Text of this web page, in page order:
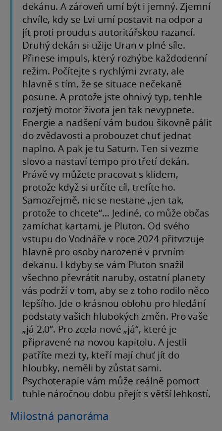
dekánu. A zároveň umí být i jemný. Zjemní
chvíle, kdy se Lvi umí postavit na odpor a
jít proti proudu s autoritářskou razancí.
Druhý dekán si užije Uran v plné síle.
Přinese impuls, který rozhýbe každodenní
režim. Počítejte s rychlými zvraty, ale
hlavně s tím, že se situace nečekaně
posune. A protože jste ohnivý typ, tenhle
rozjetý motor života jen tak nevypnete.
Energie a nadšení vám budou šikovně pálit
do zvědavosti a probouzet chuť jednat
naplno. A pak je tu Saturn. Ten si vezme
slovo a nastaví tempo pro třetí dekán.
Právě vy můžete pracovat s klidem,
protože když si určíte cíl, trefíte ho.
Samozřejmě, nic se nestane „jen tak,
protože to chcete“… Jediné, co může občas
zamíchat kartami, je Pluton. Od svého
vstupu do Vodnáře v roce 2024 přitvrzuje
hlavně pro osoby narozené v prvním
dekanu. I kdyby se vám Pluton snažil
všechno převrátit naruby, ostatní planety
vás podrží v tom, aby se z toho rodilo něco
lepšího. Jde o krásnou oblohu pro hledání
podstaty vašich hlubokých změn. Pro vaše
„já 2.0“. Pro zcela nové „já“, které je
připravené na novou kapitolu. A jestli
patříte mezi ty, kteří mají chuť jít do
hloubky, neměli by zůstat sami.
Psychoterapie vám může reálně pomoct
tuhle náročnou dobu přejít s větší lehkostí.
Milostná panoráma